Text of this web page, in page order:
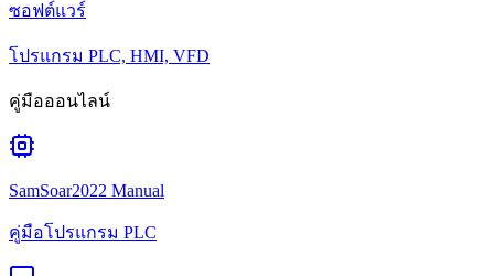
ซอฟต์แวร์
โปรแกรม PLC, HMI, VFD
คู่มือออนไลน์
SamSoar2022 Manual
คู่มือโปรแกรม PLC